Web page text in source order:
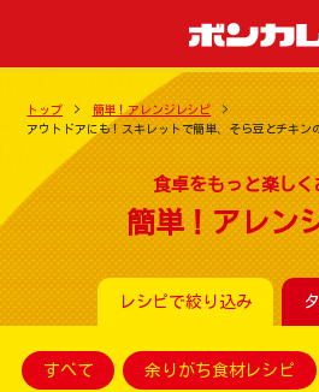
トップ
簡単！アレンジレシピ
アウトドアにも！スキレットで簡単、そら豆とチキン
食卓をもっと楽しく
簡単！アレン
レシピで絞り込み
すべて 余りがち食材レシピ